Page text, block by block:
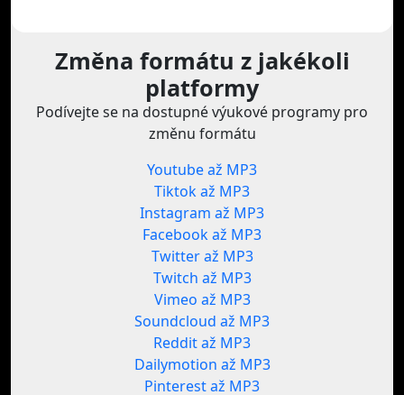
Změna formátu z jakékoli
platformy
Podívejte se na dostupné výukové programy pro
změnu formátu
Youtube až MP3
Tiktok až MP3
Instagram až MP3
Facebook až MP3
Twitter až MP3
Twitch až MP3
Vimeo až MP3
Soundcloud až MP3
Reddit až MP3
Dailymotion až MP3
Pinterest až MP3